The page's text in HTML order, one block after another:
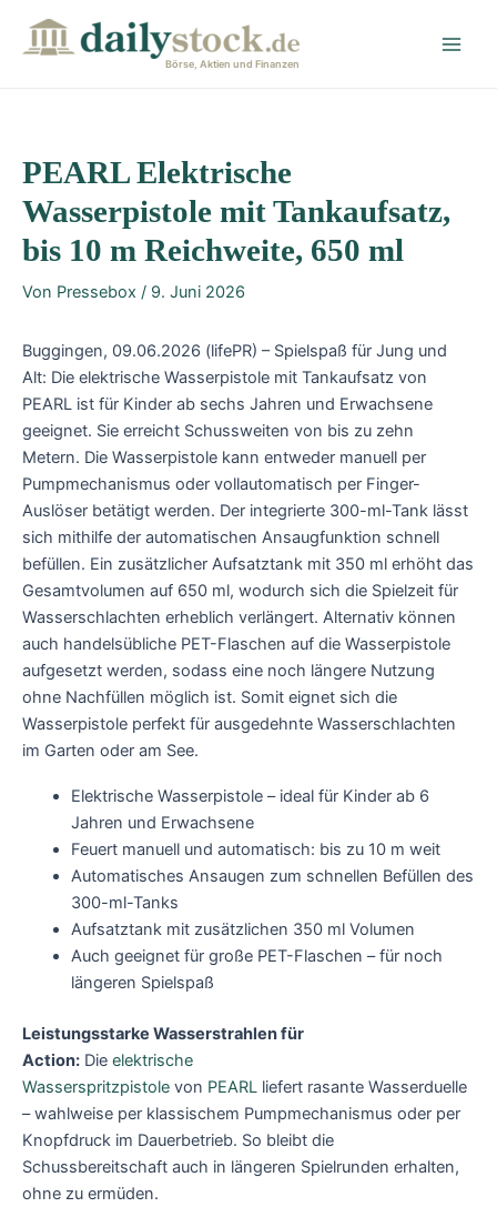
Börse, Aktien und Finanzen
PEARL Elektrische
Wasserpistole mit Tankaufsatz,
bis 10 m Reichweite, 650 ml
Von Pressebox / 9. Juni 2026
Buggingen, 09.06.2026 (lifePR) – Spielspaß für Jung und
Alt: Die elektrische Wasserpistole mit Tankaufsatz von
PEARL ist für Kinder ab sechs Jahren und Erwachsene
geeignet. Sie erreicht Schussweiten von bis zu zehn
Metern. Die Wasserpistole kann entweder manuell per
Pumpmechanismus oder vollautomatisch per Finger-
Auslöser betätigt werden. Der integrierte 300-ml-Tank lässt
sich mithilfe der automatischen Ansaugfunktion schnell
befüllen. Ein zusätzlicher Aufsatztank mit 350 ml erhöht das
Gesamtvolumen auf 650 ml, wodurch sich die Spielzeit für
Wasserschlachten erheblich verlängert. Alternativ können
auch handelsübliche PET-Flaschen auf die Wasserpistole
aufgesetzt werden, sodass eine noch längere Nutzung
ohne Nachfüllen möglich ist. Somit eignet sich die
Wasserpistole perfekt für ausgedehnte Wasserschlachten
im Garten oder am See.
Elektrische Wasserpistole – ideal für Kinder ab 6
Jahren und Erwachsene
Feuert manuell und automatisch: bis zu 10 m weit
Automatisches Ansaugen zum schnellen Befüllen des
300-ml-Tanks
Aufsatztank mit zusätzlichen 350 ml Volumen
Auch geeignet für große PET-Flaschen – für noch
längeren Spielspaß
Leistungsstarke Wasserstrahlen für
Action: Die elektrische
Wasserspritzpistole von PEARL liefert rasante Wasserduelle
– wahlweise per klassischem Pumpmechanismus oder per
Knopfdruck im Dauerbetrieb. So bleibt die
Schussbereitschaft auch in längeren Spielrunden erhalten,
ohne zu ermüden.